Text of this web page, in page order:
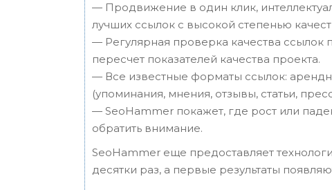
— Продвижение в один клик,
лучших ссылок с высокой степенью
— Регулярная проверка качества
пересчет показателей качества проекта.
— Все известные форматы ссылок:
(упоминания, мнения, отзывы, статьи,
— SeoHammer покажет, где рост или
обратить внимание.
SeoHammer еще предоставляет
десятки раз, а первые результаты